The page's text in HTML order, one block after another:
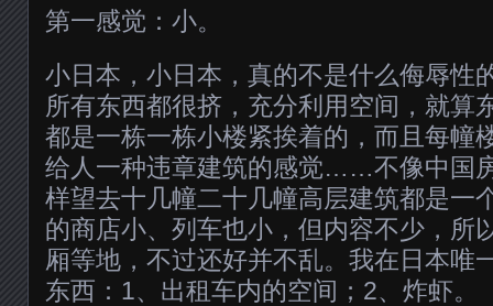
第一感觉：小。
小日本，小日本，真的不是什么侮辱性
所有东西都很挤，充分利用空间，就算
都是一栋一栋小楼紧挨着的，而且每幢
给人一种违章建筑的感觉……不像中国
样望去十几幢二十几幢高层建筑都是一
的商店小、列车也小，但内容不少，所
厢等地，不过还好并不乱。我在日本唯
东西：1、出租车内的空间；2、炸虾。